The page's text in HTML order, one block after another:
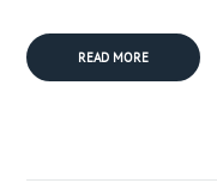
READ MORE